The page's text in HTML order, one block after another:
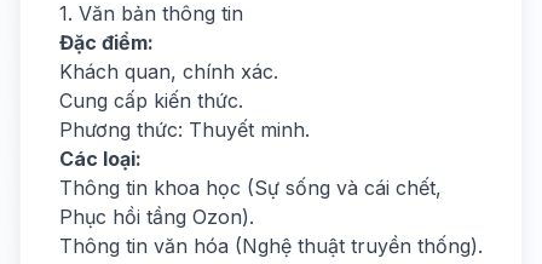
1. Văn bản thông tin
Đặc điểm:
Khách quan, chính xác.
Cung cấp kiến thức.
Phương thức: Thuyết minh.
Các loại:
Thông tin khoa học (Sự sống và cái chết,
Phục hồi tầng Ozon).
Thông tin văn hóa (Nghệ thuật truyền thống).